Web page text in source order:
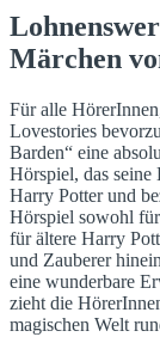
Märchen
Für alle
Lovestories
Barden“ eine
Hörspiel, das seine
Harry Potter und
Hörspiel sowohl
für ältere Harry
und Zauberer
eine wunderbare
zieht die
magischen Welt